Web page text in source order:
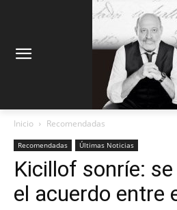
Inicio Recomendadas
Recomendadas Últimas Noticias
Kicillof sonríe:
el acuerdo entre